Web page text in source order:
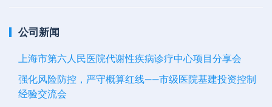
公司新闻
上海市第六人民医院代谢性疾病诊疗中心项目分享会
强化风险防控，严守概算红线——市级医院基建投资控制
经验交流会